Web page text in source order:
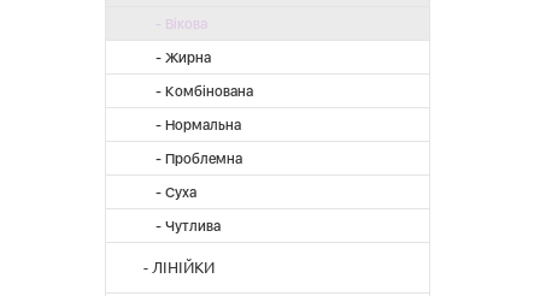
- Захист від сонця
- Догляд за шкірою навколо очей
- Комплекси для обличчя
- Креми
- Маски
- Олії для обличчя
- Очищуючі засоби
- Сироватки
- Вікова
- Жирна
- Комбінована
- Нормальна
- Проблемна
- Суха
- Чутлива
- ЛІНІЙКИ